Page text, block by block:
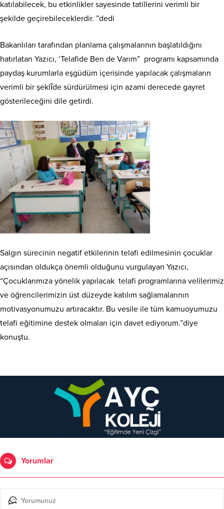
katılabilecek, bu etkinlikler sayesinde tatillerini verimli bir
şekilde geçirebileceklerdir. ”dedi
Bakanlıları tarafından planlama çalışmalarının başlatıldığını
hatırlatan Yazıcı, ‘Telafide Ben de Varım” programı kapsamında
paydaş kurumlarla eşgüdüm içerisinde yapılacak çalışmaların
verimli bir şeklîde sürdürülmesi için azami derecede gayret
gösterileceğini dile getirdi.
Salgın sürecinin negatif etkilerinin telafi edilmesinin çocuklar
açısından oldukça önemli olduğunu vurgulayan Yazıcı,
“Çocuklarımıza yönelik yapılacak telafi programlarına velilerimiz
ve öğrencilerimizin üst düzeyde katılım sağlamalarının
motivasyonumuzu artıracaktır. Bu vesile ile tüm kamuoyumuzu
telafi eğitimine destek olmaları için davet ediyorum.”diye
konuştu.
Yorumlar